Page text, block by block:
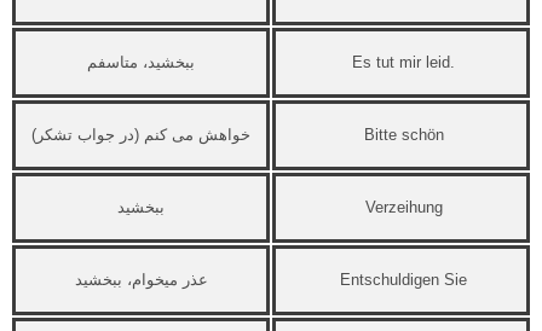
Es tut mir leid. ببخشید، متاسفم
Bitte schön خواهش می کنم (در جواب تشکر)
Verzeihung ببخشید
Entschuldigen Sie عذر میخوام، ببخشید